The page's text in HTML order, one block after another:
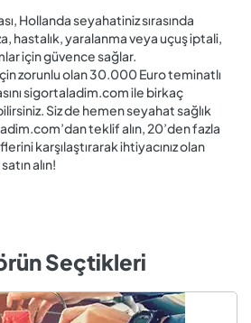
Hollanda seyahatiniz sırasında
hastalık, yaralanma veya uçuş iptali,
için güvence sağlar.
zorunlu olan 30.000 Euro teminatlı
sigortaladim.com ile birkaç
Siz de hemen seyahat sağlık
teklif alın, 20’den fazla
karşılaştırarak ihtiyacınız olan
alın!
Seçtikleri